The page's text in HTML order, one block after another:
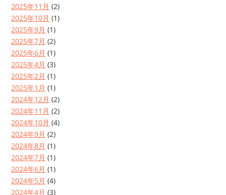
2025年11月 (2)
2025年10月 (1)
2025年9月 (1)
2025年7月 (2)
2025年6月 (1)
2025年4月 (3)
2025年2月 (1)
2025年1月 (1)
2024年12月 (2)
2024年11月 (2)
2024年10月 (4)
2024年9月 (2)
2024年8月 (1)
2024年7月 (1)
2024年6月 (1)
2024年5月 (4)
2024年4月 (3)